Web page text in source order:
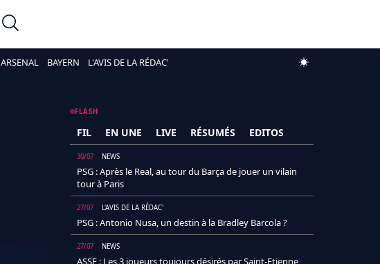
ARSENAL BAYERN L'AVIS DE LA RÉDAC'
FLASH
FIL EN UNE LIVE RÉSUMÉS EDITOS
30/07 NEWS
PSG : Après le Real, au tour du Barça de jouer un vilain
tour à Paris
27/07 L'AVIS DE LA RÉDAC'
PSG : Antonio Nusa, un destin à la Bradley Barcola ?
27/07 NEWS
ASSE : Les 3 joueurs toujours désirés par Saint-Etienne